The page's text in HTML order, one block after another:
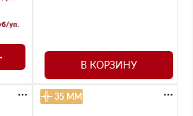
В КОРЗИНУ
35 ММ